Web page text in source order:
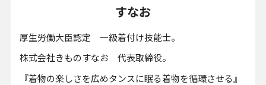
すなお
厚生労働大臣認定 一級着付け技能士。
株式会社きものすなお 代表取締役。
『着物の楽しさを広めタンスに眠る着物を循環させる』